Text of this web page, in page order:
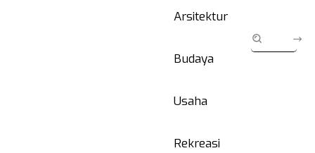
Arsitektur
Budaya
Usaha
Rekreasi